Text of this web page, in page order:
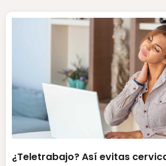
¿Teletrabajo? Así evitas